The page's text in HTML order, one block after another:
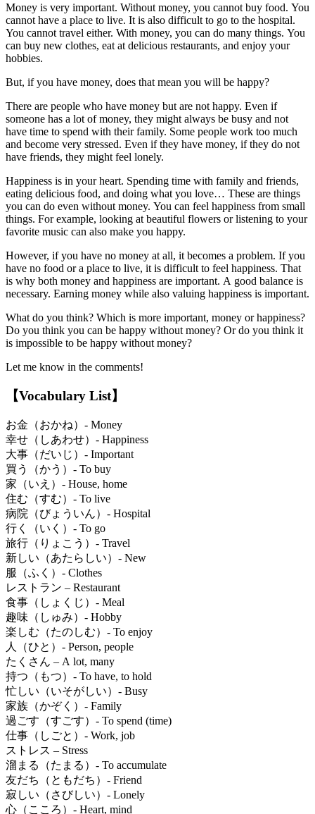
Money is very important. Without money, you cannot buy food. You
cannot have a place to live. It is also difficult to go to the hospital.
You cannot travel either. With money, you can do many things. You
can buy new clothes, eat at delicious restaurants, and enjoy your
hobbies.
But, if you have money, does that mean you will be happy?
There are people who have money but are not happy. Even if
someone has a lot of money, they might always be busy and not
have time to spend with their family. Some people work too much
and become very stressed. Even if they have money, if they do not
have friends, they might feel lonely.
Happiness is in your heart. Spending time with family and friends,
eating delicious food, and doing what you love… These are things
you can do even without money. You can feel happiness from small
things. For example, looking at beautiful flowers or listening to your
favorite music can also make you happy.
However, if you have no money at all, it becomes a problem. If you
have no food or a place to live, it is difficult to feel happiness. That
is why both money and happiness are important. A good balance is
necessary. Earning money while also valuing happiness is important.
What do you think? Which is more important, money or happiness?
Do you think you can be happy without money? Or do you think it
is impossible to be happy without money?
Let me know in the comments!
【Vocabulary List】
お金（おかね）- Money
幸せ（しあわせ）- Happiness
大事（だいじ）- Important
買う（かう）- To buy
家（いえ）- House, home
住む（すむ）- To live
病院（びょういん）- Hospital
行く（いく）- To go
旅行（りょこう）- Travel
新しい（あたらしい）- New
服（ふく）- Clothes
レストラン – Restaurant
食事（しょくじ）- Meal
趣味（しゅみ）- Hobby
楽しむ（たのしむ）- To enjoy
人（ひと）- Person, people
たくさん – A lot, many
持つ（もつ）- To have, to hold
忙しい（いそがしい）- Busy
家族（かぞく）- Family
過ごす（すごす）- To spend (time)
仕事（しごと）- Work, job
ストレス – Stress
溜まる（たまる）- To accumulate
友だち（ともだち）- Friend
寂しい（さびしい）- Lonely
心（こころ）- Heart, mind